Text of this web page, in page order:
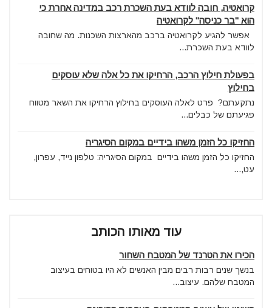
קרואטיה, חובה לוודא בעת השכרת רכב במדינה אחרת כי
הוא "בר כניסה" לקרואטיה
אפשר להגיע לקרואטיה ברכב מהארצות השכנות. מה שחובה
לוודא בעת השכרת...
בפעולת חילוץ הרכב, הרחיקו את כל אלה שלא עוסקים
בחילוץ
נתקעתם? פרט לאלה העוסקים בחילוץ הרחיקו את השאר מטווח
פגיעתם של כבלים...
החזיקו כל הזמן משהו בידיים במקום הסיגריה
החזיקו כל הזמן משהו בידיים במקום הסיגריה: טלפון נייד, עפרון,
עט,...
עוד מאותו הכותב
הכירו את הטרנד של המטבח השחור
בנשך שנים רבות רבים מבין האנשים לא היו בטוחים בעיצוב
המטבח שלהם. עיצוב...